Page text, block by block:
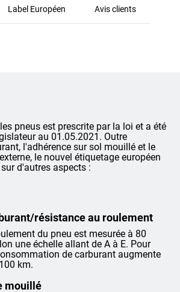
Label Européen Avis clients
pneus est prescrite par la loi et a été
au 01.05.2021. Outre
l'adhérence sur sol mouillé et le
le nouvel étiquetage européen
d'autres aspects :
résistance au roulement
du pneu est mesurée à 80
une échelle allant de A à E. Pour
de carburant augmente
km.
mouillé